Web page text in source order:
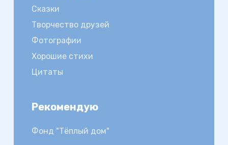
Сказки
Творчество друзей
Фотографии
Хорошие стихи
Цитаты
Рекомендую
Фонд "Тёплый дом"